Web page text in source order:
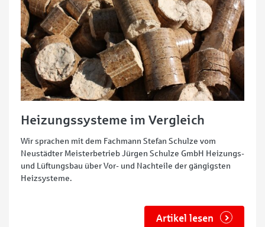
Heizungssysteme im Vergleich
Wir sprachen mit dem Fachmann Stefan Schulze vom
Neustädter Meisterbetrieb Jürgen Schulze GmbH Heizungs-
und Lüftungsbau über Vor- und Nachteile der gängigsten
Heizsysteme.
Artikel lesen